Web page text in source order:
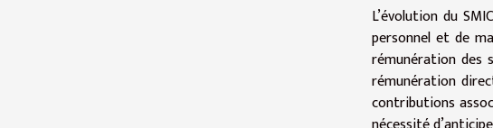
L’évolution du
personnel et de
rémunération des
rémunération
contributions